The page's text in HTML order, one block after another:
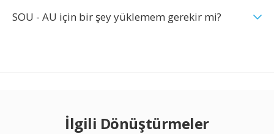
SOU - AU için bir şey yüklemem gerekir mi?
İlgili Dönüştürmeler